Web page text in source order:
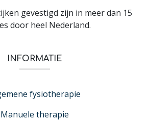
gevestigd zijn in meer dan 15
door heel Nederland.
INFORMATIE
fysiotherapie
Manuele therapie